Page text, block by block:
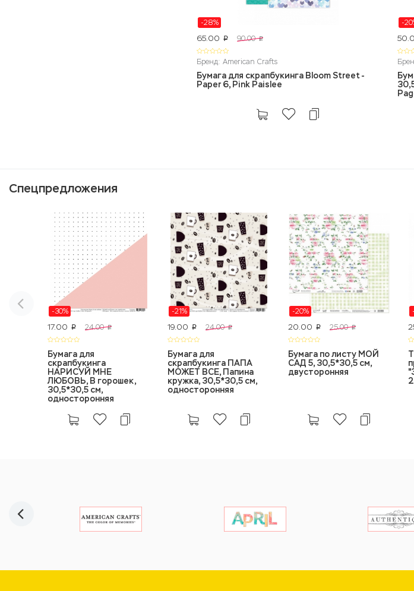
-28%
65.00 p 90.00 p
Бренд: American Crafts
Бумага для скрапбукинга Bloom Street -
Paper 6, Pink Paislee
-
Спецпредложения
-30%
17.00 p 24.00 p
Бумага для
скрапбукинга
НАРИСУЙ МНЕ
ЛЮБОВЬ, В горошек,
30,5*30,5 см,
односторонняя
-21%
19.00 p 24.00 p
Бумага для
скрапбукинга ПАПА
МОЖЕТ ВСЕ, Папина
кружка, 30,5*30,5 см,
односторонняя
-20%
20.00 p 25.00 p
Бумага по листу МОЙ
САД 5, 30,5*30,5 см,
двусторонняя